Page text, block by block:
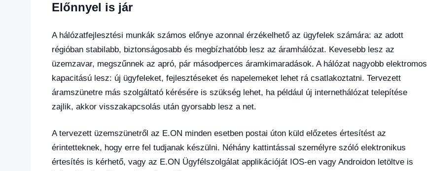
Előnnyel is jár
A hálózatfejlesztési munkák számos előnye azonnal érzékelhető az ügyfelek számára: az adott
régióban stabilabb, biztonságosabb és megbízhatóbb lesz az áramhálózat. Kevesebb lesz az
üzemzavar, megszűnnek az apró, pár másodperces áramkimaradások. A hálózat nagyobb elektromos
kapacitású lesz: új ügyfeleket, fejlesztéseket és napelemeket lehet rá csatlakoztatni. Tervezett
áramszünetre más szolgáltató kérésére is szükség lehet, ha például új internethálózat telepítése
zajlik, akkor visszakapcsolás után gyorsabb lesz a net.
A tervezett üzemszünetről az E.ON minden esetben postai úton küld előzetes értesítést az
érintetteknek, hogy erre fel tudjanak készülni. Néhány kattintással személyre szóló elektronikus
értesítés is kérhető, vagy az E.ON Ügyfélszolgálat applikációját IOS-en vagy Androidon letöltve is